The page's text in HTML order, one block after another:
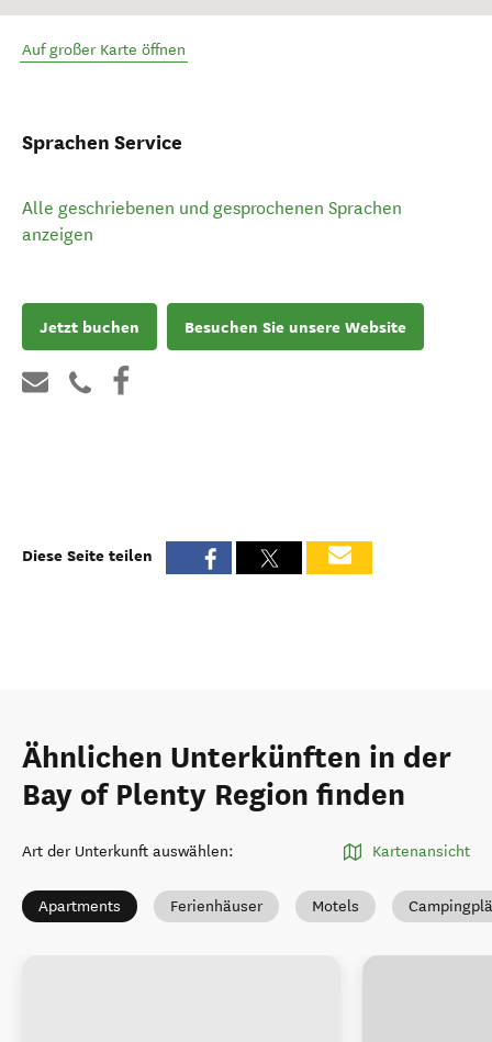
Auf großer Karte öffnen
Sprachen Service
Alle geschriebenen und gesprochenen Sprachen
anzeigen
Jetzt buchen Besuchen Sie unsere Website
Diese Seite teilen
Ähnlichen Unterkünften in der
Bay of Plenty Region finden
Art der Unterkunft auswählen: Kartenansicht
Apartments Ferienhäuser Motels